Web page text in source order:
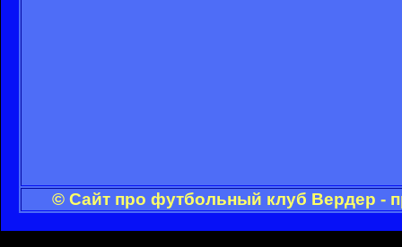
© Сайт про футбольный клуб Вердер -